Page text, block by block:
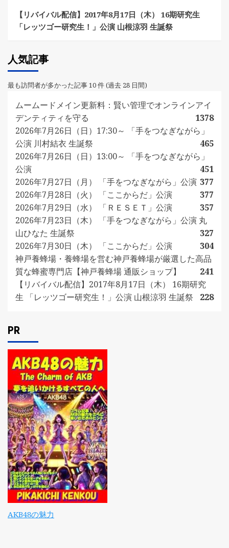
【リバイバル配信】2017年8月17日（木） 16期研究生
「レッツゴー研究生！」公演 山根涼羽 生誕祭
人気記事
最も訪問者が多かった記事 10 件 (過去 28 日間)
ムームードメイン更新料：賢い管理でオンラインアイ
デンティティを守る
1378
2026年7月26日（日）17:30～ 「手をつなぎながら」
公演 川村結衣 生誕祭
465
2026年7月26日（日）13:00～ 「手をつなぎながら」
公演
451
2026年7月27日（月） 「手をつなぎながら」公演 377
2026年7月28日（火） 「ここからだ」公演
377
2026年7月29日（水） 「ＲＥＳＥＴ」公演
357
2026年7月23日（木） 「手をつなぎながら」公演 丸
山ひなた 生誕祭
327
2026年7月30日（木） 「ここからだ」公演
304
神戸養蜂場・養蜂場を営む神戸養蜂場が厳選した高品
質な蜂蜜専門店【神戸養蜂場 通販ショップ】
241
【リバイバル配信】2017年8月17日（木） 16期研究
生 「レッツゴー研究生！」公演 山根涼羽 生誕祭
228
PR
AKB48の魅力